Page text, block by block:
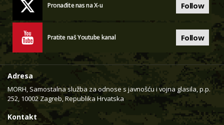
Pronađite nas na X-u Follow
Pratite naš Youtube kanal Follow
Adresa
MORH, Samostalna služba za odnose s javnošću i vojna glasila, p.p.
252, 10002 Zagreb, Republika Hrvatska
Kontakt